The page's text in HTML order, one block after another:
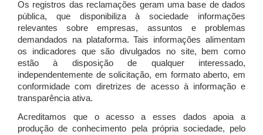
Os registros das reclamações geram uma base de dados
pública, que disponibiliza à sociedade informações
relevantes sobre empresas, assuntos e problemas
demandados na plataforma. Tais informações alimentam
os indicadores que são divulgados no site, bem como
estão à disposição de qualquer interessado,
independentemente de solicitação, em formato aberto, em
conformidade com diretrizes de acesso à informação e
transparência ativa.
Acreditamos que o acesso a esses dados apoia a
produção de conhecimento pela própria sociedade, pelo